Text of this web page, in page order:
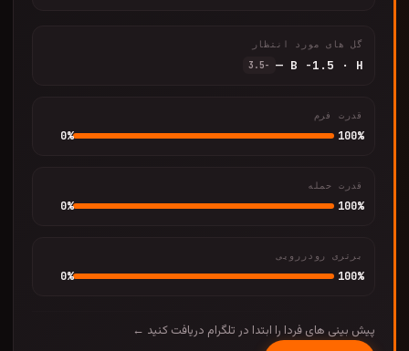
گل های مورد انتظار
B -1.5 · H
—
-3.5
قدرت فرم
100%
0%
قدرت حمله
100%
0%
برتری رودررویی
100%
0%
پیش بینی های فردا را ابتدا در تلگرام دریافت کنید ←